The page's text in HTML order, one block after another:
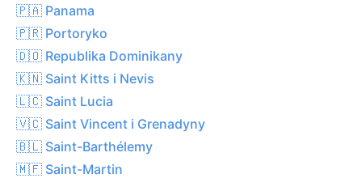
🇵🇦 Panama
🇵🇷 Portoryko
🇩🇴 Republika Dominikany
🇰🇳 Saint Kitts i Nevis
🇱🇨 Saint Lucia
🇻🇨 Saint Vincent i Grenadyny
🇧🇱 Saint-Barthélemy
🇲🇫 Saint-Martin